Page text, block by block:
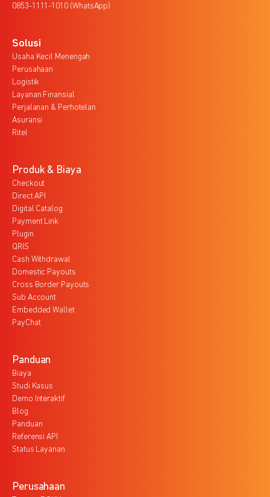
0853-1111-1010 (WhatsApp)
Solusi
Usaha Kecil Menengah
Perusahaan
Logistik
Layanan Finansial
Perjalanan & Perhotelan
Asuransi
Ritel
Produk & Biaya
Checkout
Direct API
Digital Catalog
Payment Link
Plugin
QRIS
Cash Withdrawal
Domestic Payouts
Cross Border Payouts
Sub Account
Embedded Wallet
PayChat
Panduan
Biaya
Studi Kasus
Demo Interaktif
Blog
Panduan
Referensi API
Status Layanan
Perusahaan